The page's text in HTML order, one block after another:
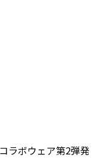
ラボウェア第2弾発